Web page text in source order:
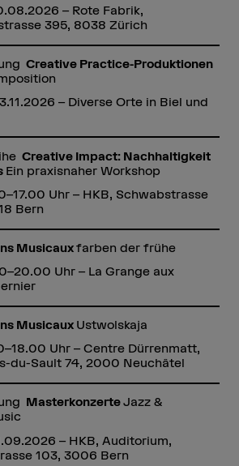
– Rote Fabrik,
395, 8038 Zürich
Creative Practice-Produktionen
– Diverse Orte in Biel und
Creative Impact: Nachhaltigkeit
Ein praxisnaher Workshop
Uhr – HKB, Schwabstrasse
Bern
Musicauxfarben der frühe
Uhr – La Grange aux
Musicaux Ustwolskaja
Uhr – Centre Dürrenmatt,
du-Sault 74, 2000 Neuchâtel
MasterkonzerteJazz &
– HKB, Auditorium,
103, 3006 Bern